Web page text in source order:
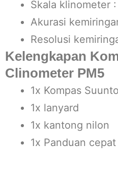
Skala klinometer
Akurasi
Resolusi
Kelengkapan
Clinometer PM5
1x Kompas
1x lanyard
1x kantong nilon
1x Panduan cepat